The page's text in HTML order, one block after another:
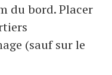
du bord. Placer
(sauf sur le